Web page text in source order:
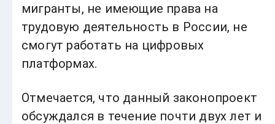
мигранты, не имеющие права на
трудовую деятельность в России, не
смогут работать на цифровых
платформах.
Отмечается, что данный законопроект
обсуждался в течение почти двух лет и